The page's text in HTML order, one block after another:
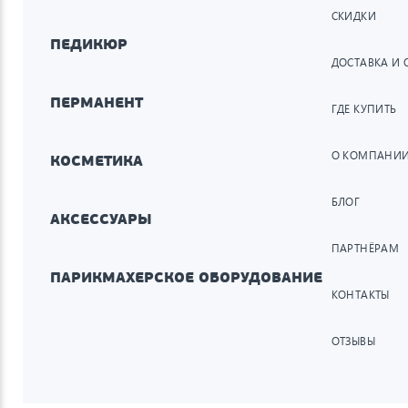
ПЕДИКЮР
ПЕРМАНЕНТ
КОСМЕТИКА
АКСЕССУАРЫ
ПАРИКМАХЕРСКОЕ ОБОРУДОВАНИЕ
СКИДКИ
ДОСТАВКА И
ГДЕ КУПИТЬ
О КОМПАНИИ
БЛОГ
ПАРТНЁРАМ
КОНТАКТЫ
ОТЗЫВЫ